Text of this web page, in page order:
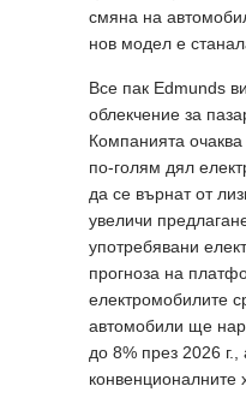
смяна на
нов модел е
Все пак Edmunds
облекчение за
Компанията очаква
по-голям дял
да се върнат от
увеличи
употребявани
прогноза на
електромобилите
автомобили ще
до 8% през 2026